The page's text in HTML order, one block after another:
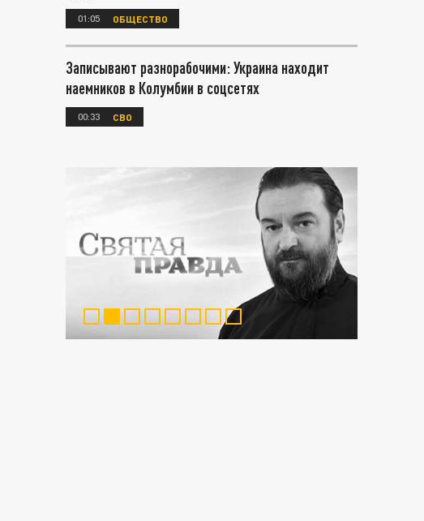
01:05 ОБЩЕСТВО
Записывают разнорабочими: Украина находит
наемников в Колумбии в соцсетях
00:33 СВО